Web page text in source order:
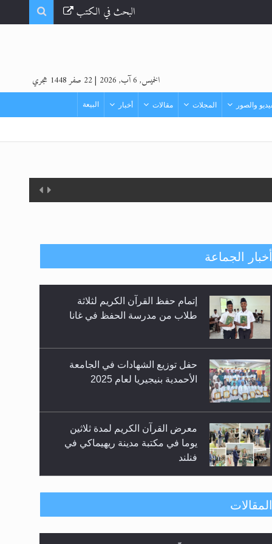
البحث في الكتب
الخميس, 6 آب, 2026 |22 صفر 1448 هجري
والصور المجلات مقالات أخبار البيعة
أخبار الجماعة
إتمام حفظ القرآن الكريم لثلاثة
طلاب من مدرسة الحفظ في غانا
حفل توزيع الشهادات في الجامعة
الأحمدية بنيجيريا لعام 2025
معرض القرآن الكريم لمدة ثلاثين
يوما في مكتبة مدينة ريهيماكي في
فنلند
ندوة حول نظام الوصية في الجماعة
المقالات